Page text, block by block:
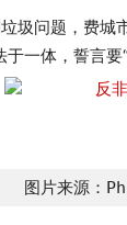
圾问题，费城
一体，誓言
图片来源